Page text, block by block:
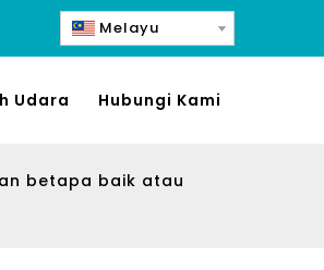
Melayu
Udara Hubungi Kami
betapa baik atau